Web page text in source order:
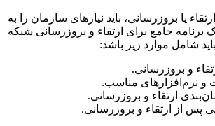
یا بروزرسانی، باید نیازهای سازمان را به
برنامه جامع برای ارتقاء و بروزرسانی شبکه
شامل موارد زیر باشد:
و بروزرسانی.
و نرم‌افزارهای مناسب.
ارتقاء و بروزرسانی.
پس از ارتقاء و بروزرسانی.